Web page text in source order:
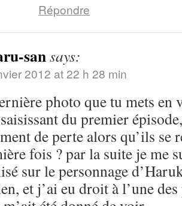
Répondre
sansays:
2012 at 22 h 28 min
photo que tu mets en
du premier
de perte alors qu’ils se
fois ? par la suite je me
sur le personnage
et j’ai eu droit à l’une